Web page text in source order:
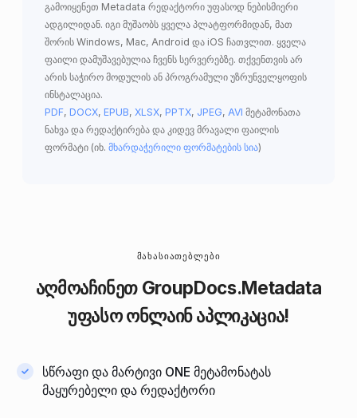
გამოიყენეთ Metadata რედაქტორი უფასოდ ნებისმიერი
ადგილიდან. იგი მუშაობს ყველა პლატფორმიდან, მათ
შორის Windows, Mac, Android და iOS ჩათვლით. ყველა
ფაილი დამუშავებულია ჩვენს სერვერებზე. თქვენთვის არ
არის საჭირო მოდულის ან პროგრამული უზრუნველყოფის
ინსტალაცია.
PDF, DOCX, EPUB, XLSX, PPTX, JPEG, AVI მეტამონათა
ნახვა და რედაქტირება და კიდევ მრავალი ფაილის
ფორმატი (იხ. მხარდაჭერილი ფორმატების სია)
ᲛᲐᲮᲐᲡᲘᲐᲗᲔᲑᲚᲔᲑᲘ
აღმოაჩინეთ GroupDocs.Metadata
უფასო ონლაინ აპლიკაცია!
სწრაფი და მარტივი ONE მეტამონატას
მაყურებელი და რედაქტორი